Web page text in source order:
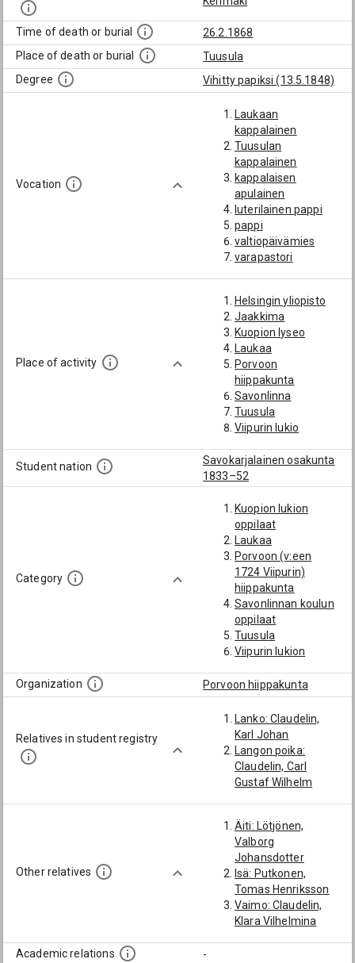
Time of death or burial
26.2.1868
Place of death or burial
Tuusula
Degree
Vihitty papiksi (13.5.1848)
Vocation
Laukaan
kappalainen
Tuusulan
kappalainen
kappalaisen
apulainen
luterilainen pappi
pappi
valtiopäivämies
varapastori
Place of activity
Helsingin yliopisto
Jaakkima
Kuopion lyseo
Laukaa
Porvoon
hiippakunta
Savonlinna
Tuusula
Viipurin lukio
Student nation
Savokarjalainen osakunta
1833–52
Category
Kuopion lukion
oppilaat
Laukaa
Porvoon (v:een
1724 Viipurin)
hiippakunta
Savonlinnan koulun
oppilaat
Tuusula
Viipurin lukion
Organization
Porvoon hiippakunta
Relatives in student registry
Lanko: Claudelin,
Karl Johan
Langon poika:
Claudelin, Carl
Gustaf Wilhelm
Other relatives
Äiti: Lötjönen,
Valborg
Johansdotter
Isä: Putkonen,
Tomas Henriksson
Vaimo: Claudelin,
Klara Vilhelmina
Academic relations -